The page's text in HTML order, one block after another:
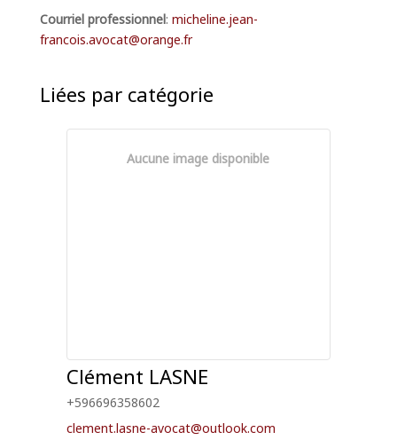
Courriel professionnel: micheline.jean-
francois.avocat@orange.fr
Liées par catégorie
Aucune image disponible
Clément LASNE
+596696358602
clement.lasne-avocat@outlook.com